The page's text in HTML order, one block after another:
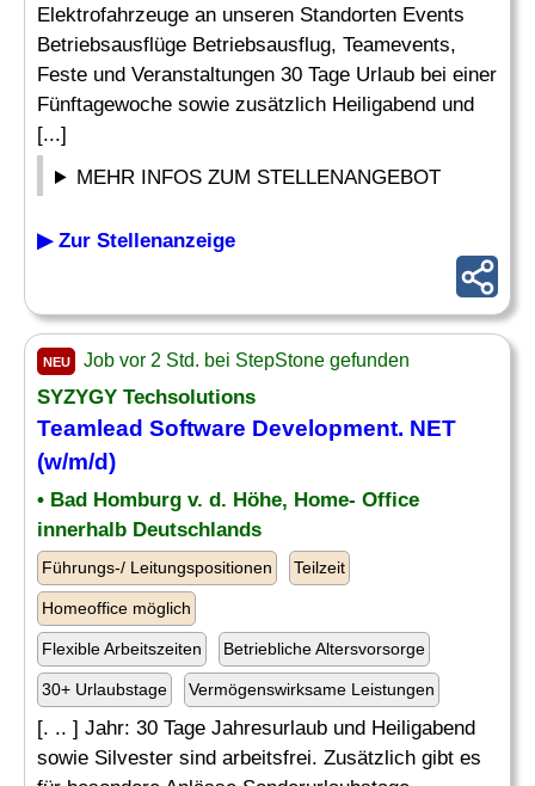
Elektrofahrzeuge an unseren Standorten Events
Betriebsausflüge Betriebsausflug, Teamevents,
Feste und Veranstaltungen 30 Tage Urlaub bei einer
Fünftagewoche sowie zusätzlich Heiligabend und
[...]
MEHR INFOS ZUM STELLENANGEBOT
▶ Zur Stellenanzeige
NEU Job vor 2 Std. bei StepStone gefunden
SYZYGY Techsolutions
Teamlead Software Development. NET
(w/m/d)
• Bad Homburg v. d. Höhe, Home- Office
innerhalb Deutschlands
Führungs-/ Leitungspositionen Teilzeit
Homeoffice möglich
Flexible Arbeitszeiten Betriebliche Altersvorsorge
30+ Urlaubstage Vermögenswirksame Leistungen
[. .. ] Jahr: 30 Tage Jahresurlaub und Heiligabend
sowie Silvester sind arbeitsfrei. Zusätzlich gibt es